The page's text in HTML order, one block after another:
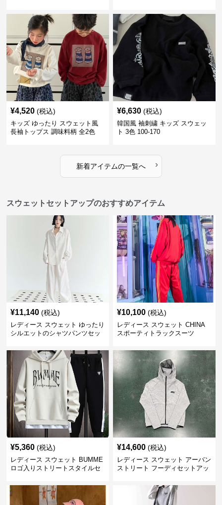
¥4,520 (税込)
キッズ ゆったり スウェット風
長袖トップス 調味料柄 全2色
¥6,630 (税込)
韓国風 袖刺繍 キッズ スウェッ
ト 3色 100-170
新着アイテムの一覧へ ›
スウェットセットアップのおすすめアイテム
¥11,140 (税込)
レディース スウェット ゆったり
シルエットのシャツパンツセッ
¥10,100 (税込)
レディース スウェット CHINA
スポーティトラックスーツ
¥5,360 (税込)
レディース スウェット BUMME
ロゴ入りストリートスタイルセ
¥14,600 (税込)
レディース スウェット アーバン
ストリート フーディセットアッ